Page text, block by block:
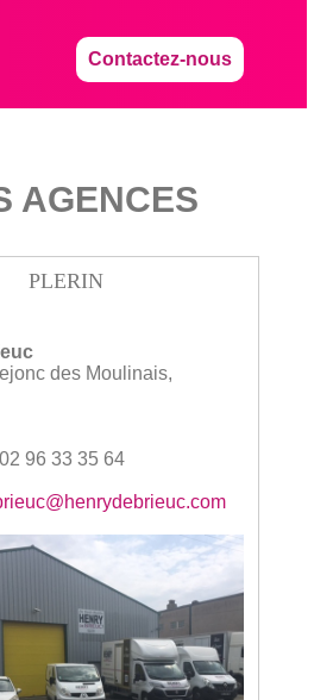
Contactez-nous
AGENCES
PLERIN
des Moulinais,
02 96 33 35 64